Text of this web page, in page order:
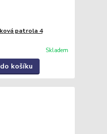
patrola 4
Skladem
košíku